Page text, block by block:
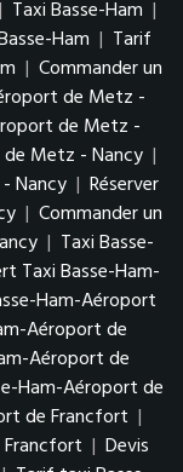
| Taxi Basse-Ham |
Ham | Tarif
| Commander un
de Metz -
de Metz -
Metz - Nancy |
Nancy | Réserver
| Commander un
| Taxi Basse-
Taxi Basse-Ham-
Ham-Aéroport
Aéroport de
Aéroport de
Ham-Aéroport de
de Francfort |
| Devis